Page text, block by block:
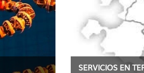
SERVICIOS EN